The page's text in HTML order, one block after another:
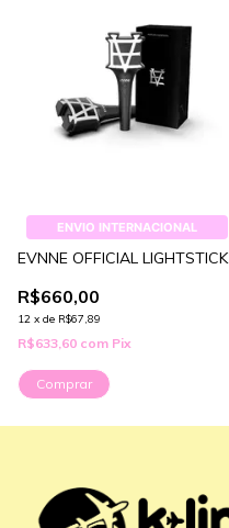
ENVIO INTERNACIONAL
EVNNE OFFICIAL LIGHTSTICK
R$660,00
12 x de R$67,89
R$633,60 com Pix